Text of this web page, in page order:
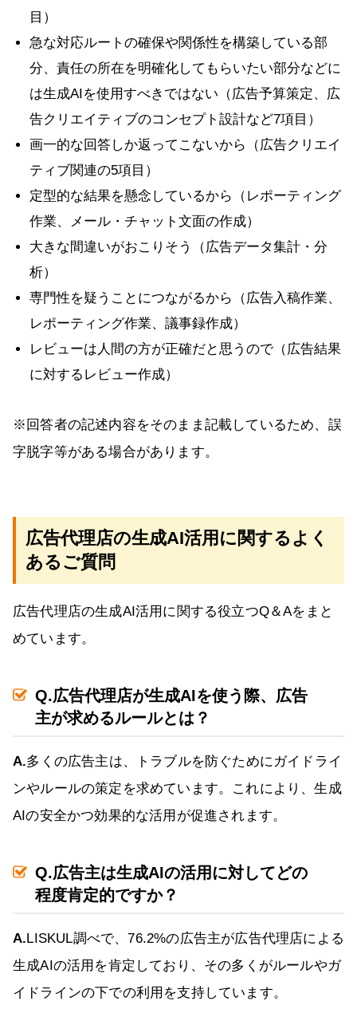
目）
急な対応ルートの確保や関係性を構築している部
分、責任の所在を明確化してもらいたい部分などに
は生成AIを使用すべきではない（広告予算策定、広
告クリエイティブのコンセプト設計など7項目）
画一的な回答しか返ってこないから（広告クリエイ
ティブ関連の5項目）
定型的な結果を懸念しているから（レポーティング
作業、メール・チャット文面の作成）
大きな間違いがおこりそう（広告データ集計・分
析）
専門性を疑うことにつながるから（広告入稿作業、
レポーティング作業、議事録作成）
レビューは人間の方が正確だと思うので（広告結果
に対するレビュー作成）
※回答者の記述内容をそのまま記載しているため、誤
字脱字等がある場合があります。
広告代理店の生成AI活用に関するよく
あるご質問
広告代理店の生成AI活用に関する役立つQ＆Aをまと
めています。
Q.広告代理店が生成AIを使う際、広告
主が求めるルールとは？
A.多くの広告主は、トラブルを防ぐためにガイドライ
ンやルールの策定を求めています。これにより、生成
AIの安全かつ効果的な活用が促進されます。
Q.広告主は生成AIの活用に対してどの
程度肯定的ですか？
A.LISKUL調べで、76.2%の広告主が広告代理店による
生成AIの活用を肯定しており、その多くがルールやガ
イドラインの下での利用を支持しています。